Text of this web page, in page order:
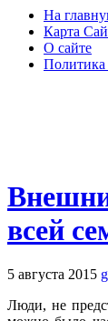
На
Карта
О сайте
Политика
всей
5 августа 2015
Люди, не